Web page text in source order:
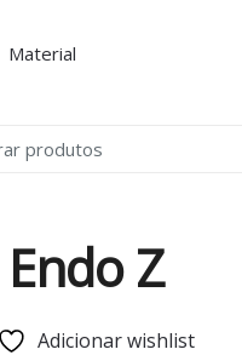
Z
Adicionar wishlist